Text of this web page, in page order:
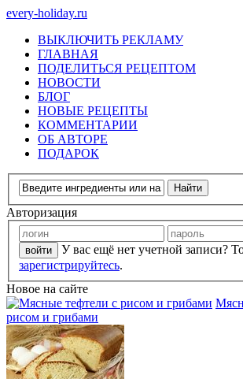
every-holiday.ru
ВЫКЛЮЧИТЬ РЕКЛАМУ
ГЛАВНАЯ
ПОДЕЛИТЬСЯ РЕЦЕПТОМ
НОВОСТИ
БЛОГ
НОВЫЕ РЕЦЕПТЫ
КОММЕНТАРИИ
ОБ АВТОРЕ
ПОДАРОК
Авторизация
У вас ещё нет учетной записи?
зарегистрируйтесь.
Новое на сайте
рисом и грибами